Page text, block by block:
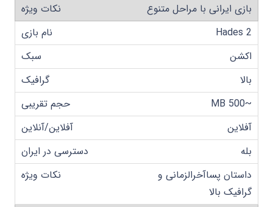
بازی ایرانی با مراحل متنوع
Hades 2
اکشن
بالا
~500 MB
آفلاین
بله
داستان پساآخرالزمانی و
گرافیک بالا